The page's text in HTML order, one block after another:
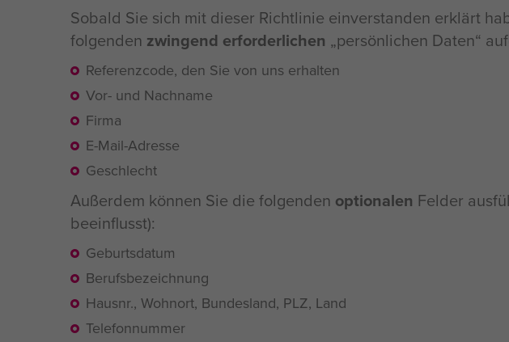
Sobald Sie sich mit dieser Richtlinie einverstanden erklärt
folgenden zwingend erforderlichen persönlichen Daten“
Referenzcode, den Sie von uns erhalten
Vor- und Nachname
Firma
E-Mail-Adresse
Geschlecht
Außerdem können Sie die folgenden optionalen Felder
beeinflusst):
Geburtsdatum
Berufsbezeichnung
Hausnr., Wohnort, Bundesland, PLZ, Land
Telefonnummer